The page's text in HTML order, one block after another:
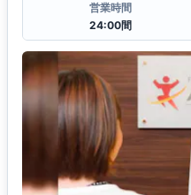
営業時間
24:00間